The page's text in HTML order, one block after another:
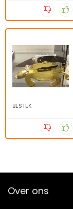
BESTEK
pin up az
Over ons